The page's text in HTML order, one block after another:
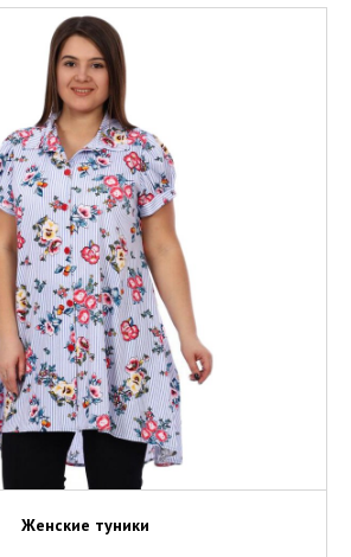
Женские туники